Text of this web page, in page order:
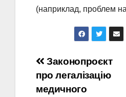
(наприклад, проблем на
Навігація
записів
Законопроєкт
про легалізацію
медичного